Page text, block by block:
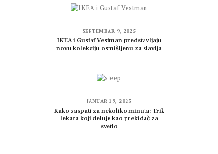
SEPTEMBAR 9, 2025
IKEA i Gustaf Vestman predstavljaju
novu kolekciju osmišljenu za slavlja
JANUAR 19, 2025
Kako zaspati za nekoliko minuta: Trik
lekara koji deluje kao prekidač za
svetlo